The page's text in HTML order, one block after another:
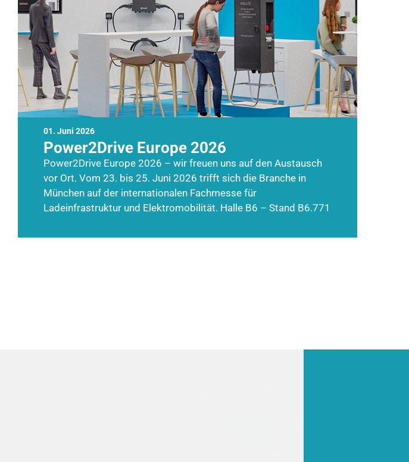
01. Juni 2026
Power2Drive Europe 2026
Power2Drive Europe 2026 – wir freuen uns auf den Austausch
vor Ort. Vom 23. bis 25. Juni 2026 trifft sich die Branche in
München auf der internationalen Fachmesse für
Ladeinfrastruktur und Elektromobilität. Halle B6 – Stand B6.771